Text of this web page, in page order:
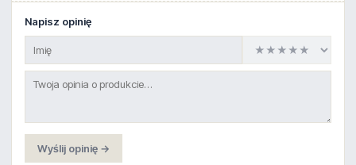
Napisz opinię
Wyślij opinię →